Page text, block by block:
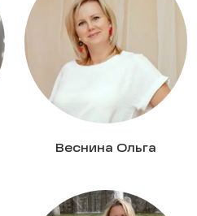
Веснина Ольга